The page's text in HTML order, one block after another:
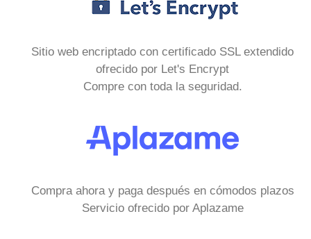
Sitio web encriptado con certificado SSL extendido
ofrecido por Let's Encrypt
Compre con toda la seguridad.
Compra ahora y paga después en cómodos plazos
Servicio ofrecido por Aplazame